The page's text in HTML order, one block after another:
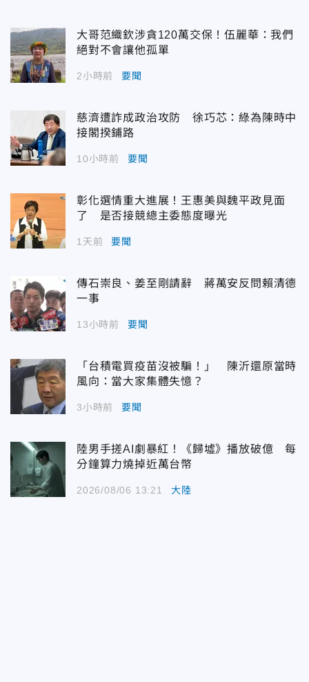
大哥范織欽涉貪120萬交保！伍麗華：我們
絕對不會讓他孤單
2小時前 要聞
慈濟遭詐成政治攻防 徐巧芯：綠為陳時中
接閣揆鋪路
10小時前 要聞
彰化選情重大進展！王惠美與魏平政見面
了 是否接競總主委態度曝光
1天前 要聞
傳石崇良、姜至剛請辭 蔣萬安反問賴清德
一事
13小時前 要聞
「台積電買疫苗沒被騙！」 陳沂還原當時
風向：當大家集體失憶？
3小時前 要聞
陸男手搓AI劇暴紅！《歸墟》播放破億 每
分鐘算力燒掉近萬台幣
2026/08/06 13:21 大陸